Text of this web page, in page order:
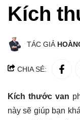
Kích
TÁC GIẢ
CHIA SẺ:
Kích thước van
này sẽ giúp bạn